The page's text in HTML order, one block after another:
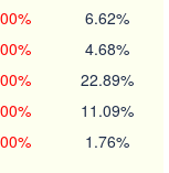
6.62%
4.68%
22.89%
11.09%
1.76%